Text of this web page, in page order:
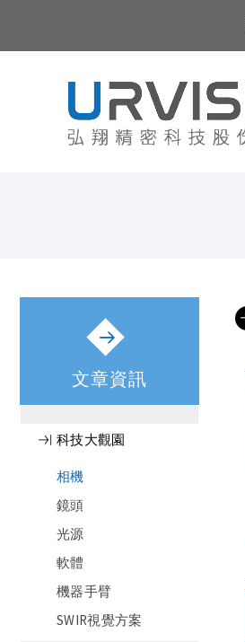
文章資訊
科技大觀園
相機
鏡頭
光源
軟體
機器手臂
SWIR視覺方案